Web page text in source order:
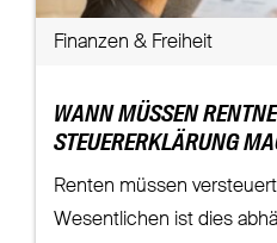
Finanzen & Freiheit
WANN MÜSSEN
STEUERERKLÄRUNG
Renten müssen
Wesentlichen ist dies